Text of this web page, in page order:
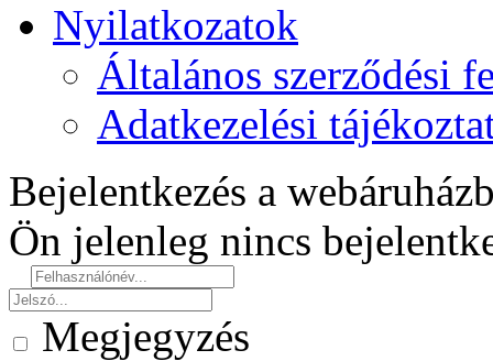
Nyilatkozatok
Általános szerződési
Adatkezelési
Bejelentkezés a
Ön jelenleg nincs
Megjegyzés